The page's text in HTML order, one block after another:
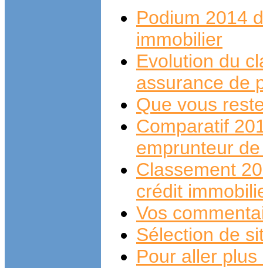
Podium 2014
immobilier
Evolution du
assurance de
Que vous
Comparatif
emprunteur
Classement
crédit
Vos
Sélection de
Pour aller plus